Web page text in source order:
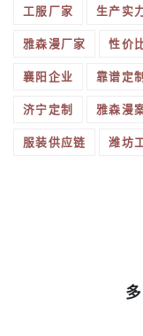
工服厂家 生产实
雅森漫厂家 性价
襄阳企业 靠谱定
济宁定制 雅森漫
服装供应链 潍坊